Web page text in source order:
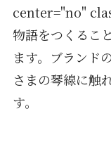
center="no"
物語をつくるこ
ます。ブランド
さまの琴線に触
す。